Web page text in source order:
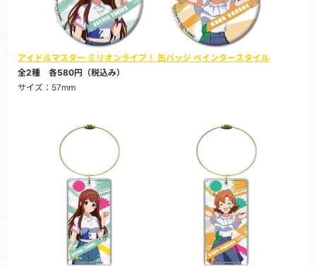
アイドルマスター ミリオンライブ！ 缶バッジ ペインタースタイル
全2種 各580円（税込み）
サイズ：57mm